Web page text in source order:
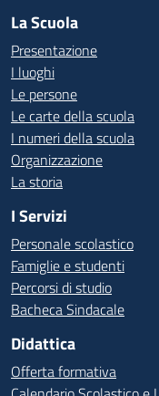
La Scuola
Presentazione
I luoghi
Le persone
Le carte della scuola
I numeri della scuola
Organizzazione
La storia
I Servizi
Personale scolastico
Famiglie e studenti
Percorsi di studio
Bacheca Sindacale
Didattica
Offerta formativa